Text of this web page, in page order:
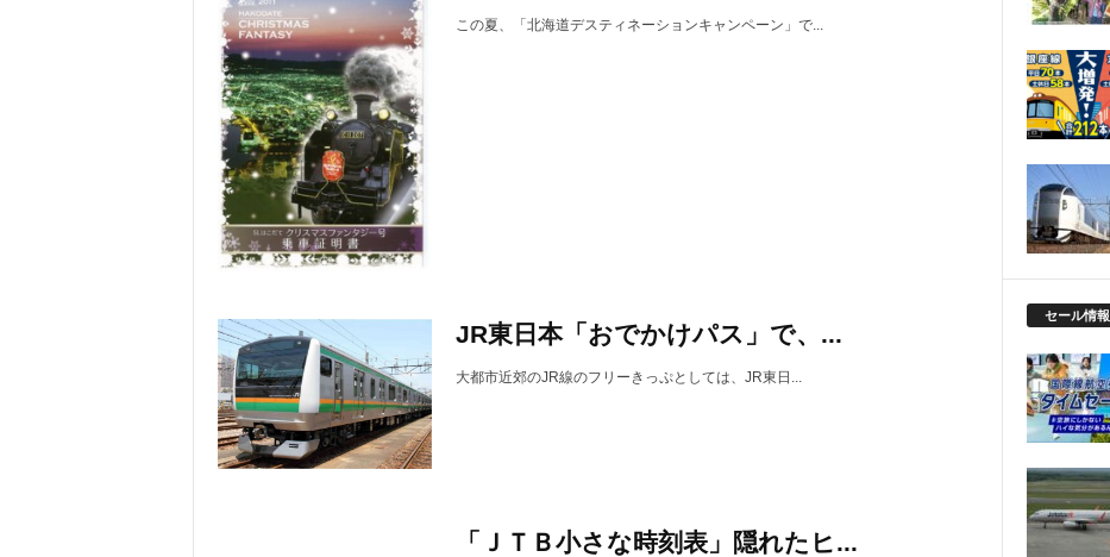
この夏、「北海道デスティネーションキャンペーン」で...
JR東日本「おでかけパス」で、...
大都市近郊のJR線のフリーきっぷとしては、JR東日...
「ＪＴＢ小さな時刻表」隠れたヒ...
セール情報